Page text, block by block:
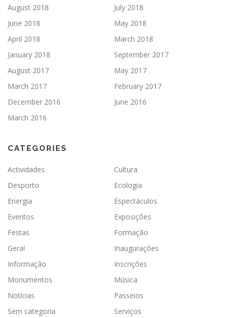
August 2018
July 2018
June 2018
May 2018
April 2018
March 2018
January 2018
September 2017
August 2017
May 2017
March 2017
February 2017
December 2016
June 2016
March 2016
CATEGORIES
Actividades
Cultura
Desporto
Ecologia
Energia
Espectáculos
Eventos
Exposições
Festas
Formação
Geral
Inaugurações
Informação
Inscrições
Monumentos
Música
Notícias
Passeios
Sem categoria
Serviços